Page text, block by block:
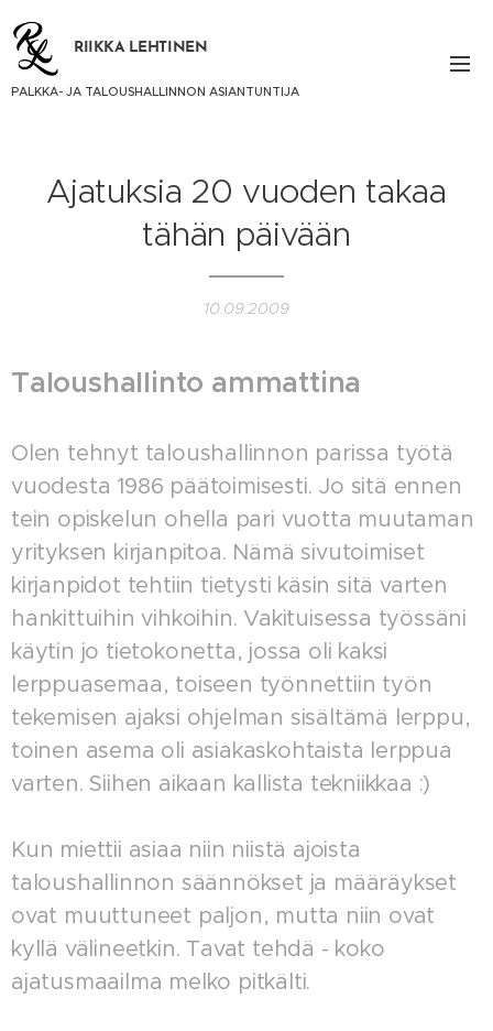
RIIKKA LEHTINEN
PALKKA- JA TALOUSHALLINNON ASIANTUNTIJA
Ajatuksia 20 vuoden takaa
tähän päivään
10.09.2009
Taloushallinto ammattina
Olen tehnyt taloushallinnon parissa työtä
vuodesta 1986 päätoimisesti. Jo sitä ennen
tein opiskelun ohella pari vuotta muutaman
yrityksen kirjanpitoa. Nämä sivutoimiset
kirjanpidot tehtiin tietysti käsin sitä varten
hankittuihin vihkoihin. Vakituisessa työssäni
käytin jo tietokonetta, jossa oli kaksi
lerppuasemaa, toiseen työnnettiin työn
tekemisen ajaksi ohjelman sisältämä lerppu,
toinen asema oli asiakaskohtaista lerppua
varten. Siihen aikaan kallista tekniikkaa :)
Kun miettii asiaa niin niistä ajoista
taloushallinnon säännökset ja määräykset
ovat muuttuneet paljon, mutta niin ovat
kyllä välineetkin. Tavat tehdä - koko
ajatusmaailma melko pitkälti.